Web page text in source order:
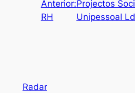
Anterior:
RH
Projectos
Unipessoal
Radar